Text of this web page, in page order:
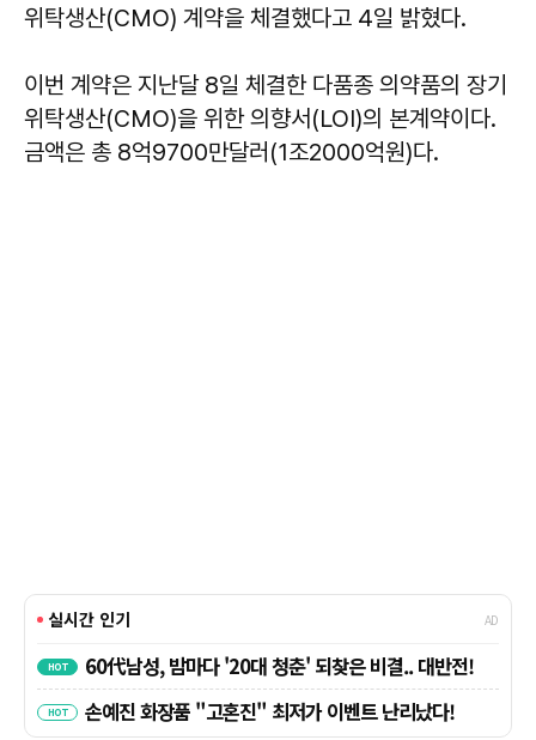
위탁생산(CMO) 계약을 체결했다고 4일 밝혔다.
이번 계약은 지난달 8일 체결한 다품종 의약품의 장기
위탁생산(CMO)을 위한 의향서(LOI)의 본계약이다.
금액은 총 8억9700만달러(1조2000억원)다.